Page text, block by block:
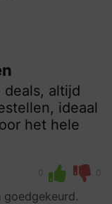
deals, altijd
ideaal
het hele
0 0